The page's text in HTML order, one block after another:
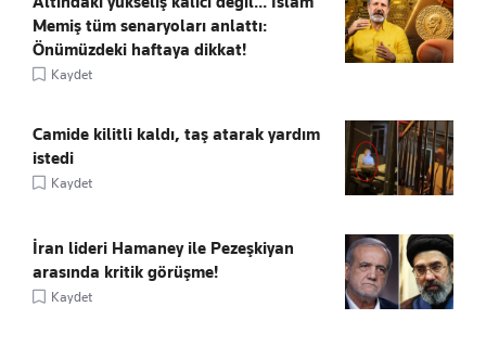
Memiş tüm senaryoları anlattı:
Önümüzdeki haftaya dikkat!
Kaydet
Camide kilitli kaldı, taş atarak yardım
istedi
Kaydet
İran lideri Hamaney ile Pezeşkiyan
arasında kritik görüşme!
Kaydet